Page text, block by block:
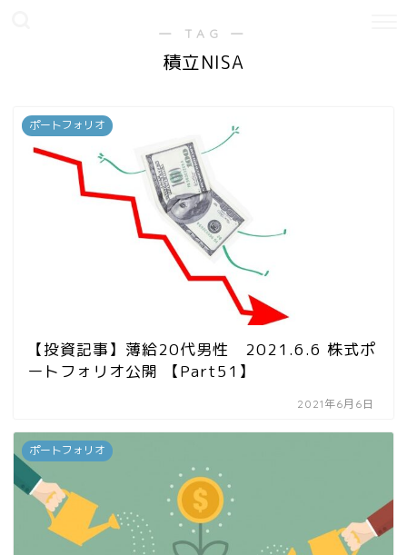
― TAG ―
積立NISA
ポートフォリオ
【投資記事】薄給20代男性 2021.6.6 株式ポ
ートフォリオ公開 【Part51】
2021年6月6日
ポートフォリオ